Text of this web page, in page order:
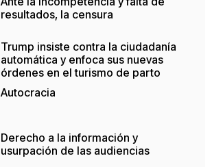
resultados, la censura
Trump insiste contra la ciudadanía
automática y enfoca sus nuevas
órdenes en el turismo de parto
Autocracia
Derecho a la información y
usurpación de las audiencias